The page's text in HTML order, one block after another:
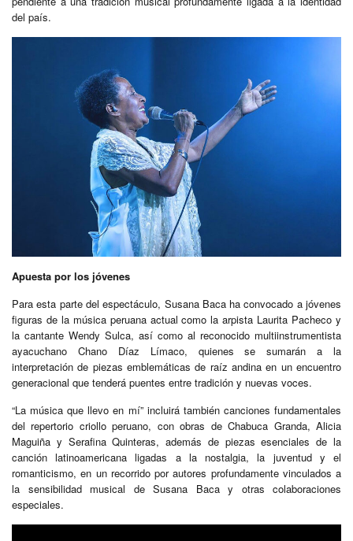
del país.
Apuesta por los jóvenes
Para esta parte del espectáculo, Susana Baca ha convocado a jóvenes
figuras de la música peruana actual como la arpista Laurita Pacheco y
la cantante Wendy Sulca, así como al reconocido multiinstrumentista
ayacuchano Chano Díaz Límaco, quienes se sumarán a la
interpretación de piezas emblemáticas de raíz andina en un encuentro
generacional que tenderá puentes entre tradición y nuevas voces.
“La música que llevo en mí” incluirá también canciones fundamentales
del repertorio criollo peruano, con obras de Chabuca Granda, Alicia
Maguiña y Serafina Quinteras, además de piezas esenciales de la
canción latinoamericana ligadas a la nostalgia, la juventud y el
romanticismo, en un recorrido por autores profundamente vinculados a
la sensibilidad musical de Susana Baca y otras colaboraciones
especiales.